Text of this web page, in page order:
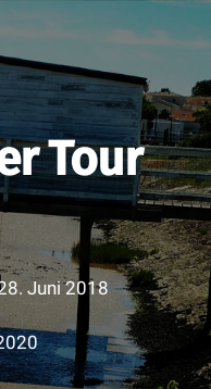
Tour
Juni 2018